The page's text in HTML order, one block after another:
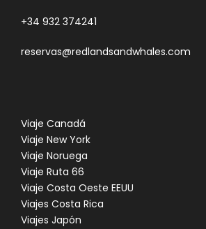
+34 932 374241
reservas@redlandsandwhales.com
Viaje Canadá
Viaje New York
Viaje Noruega
Viaje Ruta 66
Viaje Costa Oeste EEUU
Viajes Costa Rica
Viajes Japón